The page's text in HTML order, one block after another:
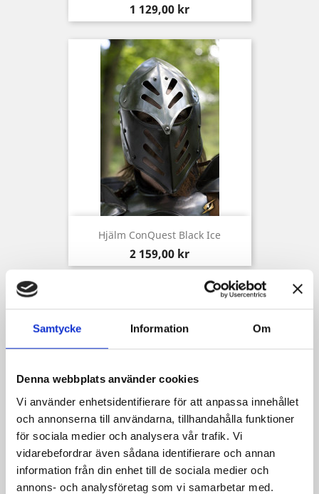
Samtycke Information Om
Denna webbplats använder cookies
Vi använder enhetsidentifierare för att anpassa innehållet
och annonserna till användarna, tillhandahålla funktioner
för sociala medier och analysera vår trafik. Vi
vidarebefordrar även sådana identifierare och annan
information från din enhet till de sociala medier och
annons- och analysföretag som vi samarbetar med.
Pris
1 129,00 kr
Hjälm ConQuest Black Ice
Pris
2 159,00 kr